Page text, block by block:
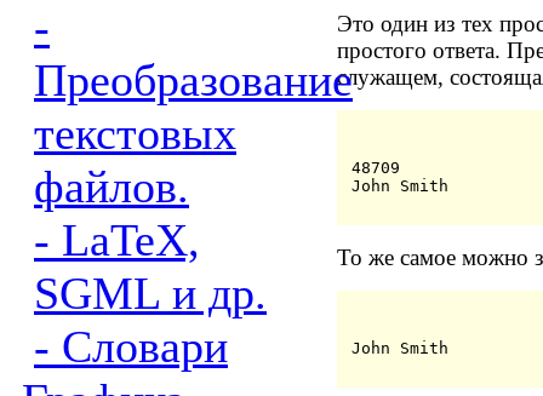
-
Преобразование
текстовых
файлов.
- LaTeX,
SGML и др.
- Словари
Это один из тех
простого ответа.
служащем,
48709
John Smith
То же самое можно
John Smith